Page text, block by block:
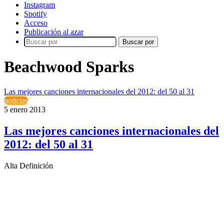
Instagram
Spotify
Acceso
Publicación al azar
Buscar por
Beachwood Sparks
Las mejores canciones internacionales del 2012: del 50 al 31
noticias
5 enero 2013
Las mejores canciones internacionales del
2012: del 50 al 31
Alta Definición